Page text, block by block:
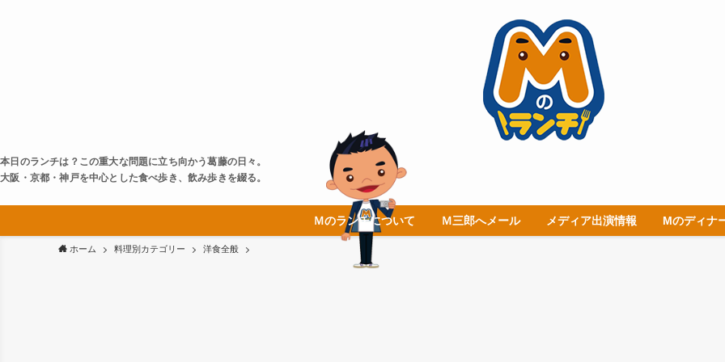
本日のランチは？この重大な問題に立ち向かう葛藤の日々。
大阪・京都・神戸を中心とした食べ歩き、飲み歩きを綴る。
Ｍのランチについて Ｍ三郎へメール メディア出演情報 Mのディナ
ホーム 料理別カテゴリー 洋食全般